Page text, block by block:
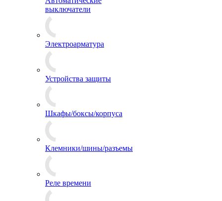
выключатели
Электроарматура
Устройства защиты
Шкафы/боксы/корпуса
Клемники/шины/разъемы
Реле времени